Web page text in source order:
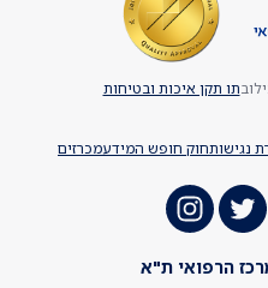
נגישותחוק חופש המידעמכרזים
תו תקן איכות ובטיחות
הרפואי ת"א